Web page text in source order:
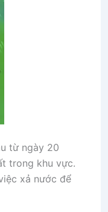
từ ngày 20
trong khu vực.
xả nước để